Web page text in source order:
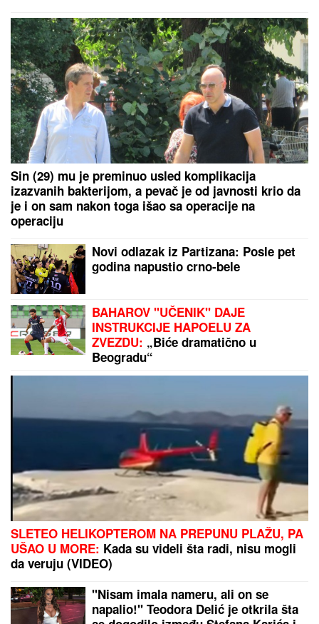
NAŠ GLUMAC (52) VERIO STUDENTKINJUStariji od
njenog oca, a sada joj pred svadbu priredio
iznenađenje: Ona ostala u šoku i sve podelila (Foto)
starijom koleginicom, a sad se
skinuli na plaži: Ovakve ih nikada
niste videli, Marija Karan reagovala
ZAPEČENA TIKVICA SA PILETINOM
I PARADAJZOM:Lako, sezonsko i
jednostavno!